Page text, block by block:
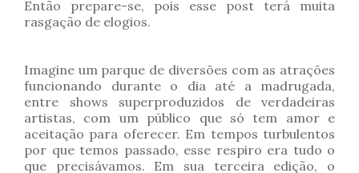
Então prepare-se, pois esse post terá muita
rasgação de elogios.
Imagine um parque de diversões com as atrações
funcionando durante o dia até a madrugada,
entre shows superproduzidos de verdadeiras
artistas, com um público que só tem amor e
aceitação para oferecer. Em tempos turbulentos
por que temos passado, esse respiro era tudo o
que precisávamos. Em sua terceira edição, o